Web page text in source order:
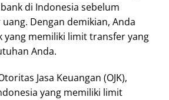
di Indonesia sebelum
Dengan demikian, Anda
yang memiliki limit transfer yang
Anda.
Jasa Keuangan (OJK),
yang memiliki limit